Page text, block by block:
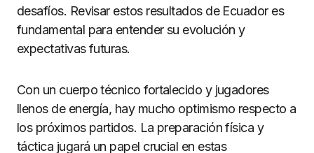
desafíos. Revisar estos resultados de Ecuador es
fundamental para entender su evolución y
expectativas futuras.
Con un cuerpo técnico fortalecido y jugadores
llenos de energía, hay mucho optimismo respecto a
los próximos partidos. La preparación física y
táctica jugará un papel crucial en estas